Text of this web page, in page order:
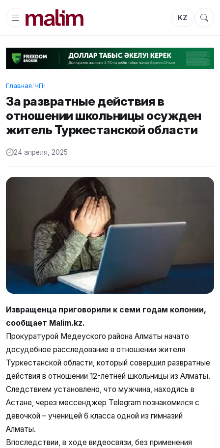
KZ
Главная/ЧП/
За развратные действия в
отношении школьницы осужден
житель Туркестанской области
24 апреля, 2025
Извращенца приговорили к семи годам колонии,
сообщает Malim.kz.
Прокуратурой Медеуского района Алматы начато
досудебное расследование в отношении жителя
Туркестанской области, который совершил развратные
действия в отношении 12-летней школьницы из Алматы.
Следствием установлено, что мужчина, находясь в
Астане, через мессенджер Telegram познакомился с
девочкой – ученицей 6 класса одной из гимназий
Алматы.
Впоследствии, в ходе видеосвязи, без применения